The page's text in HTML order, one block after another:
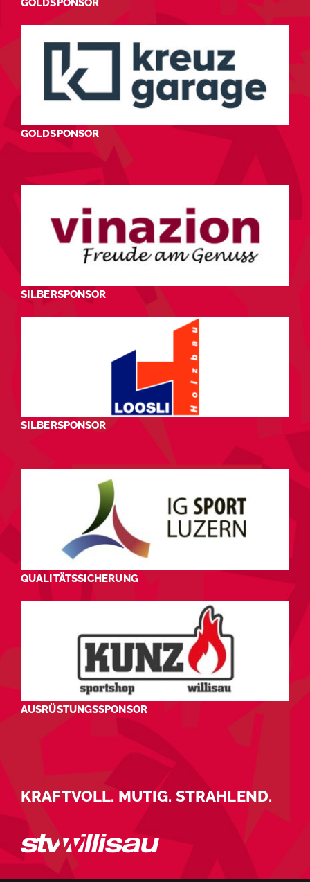
GOLDSPONSOR
GOLDSPONSOR
SILBERSPONSOR
SILBERSPONSOR
QUALITÄTSSICHERUNG
AUSRÜSTUNGSSPONSOR
KRAFTVOLL. MUTIG. STRAHLEND.